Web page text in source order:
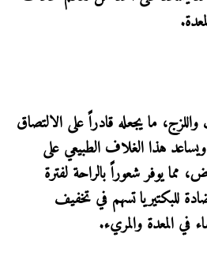
ما يجعله قادراً على الالتصاق
هذا الغلاف الطبيعي على
مما يوفر شعوراً بالراحة لفترة
للبكتيريا تسهم في تخفيف
في المعدة والمريء.